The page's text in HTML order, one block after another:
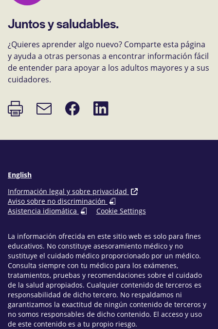
Juntos y saludables.
¿Quieres aprender algo nuevo? Comparte esta página
y ayuda a otras personas a encontrar información fácil
de entender para apoyar a los adultos mayores y a sus
cuidadores.
Imprimir
página
Enlace
de
Compartir
en
Compartir
en
English
Información legal y sobre privacidad
Aviso sobre no discriminación
Asistencia idiomática
Cookie Settings
La información ofrecida en este sitio web es solo para fines
educativos. No constituye asesoramiento médico y no
sustituye el cuidado médico proporcionado por un médico.
Consulta siempre con tu médico para los exámenes,
tratamientos, pruebas y recomendaciones sobre el cuidado
de la salud apropiados. Cualquier contenido de terceros es
responsabilidad de dicho tercero. No respaldamos ni
garantizamos la exactitud de ningún contenido de terceros y
no somos responsables de dicho contenido. El acceso y uso
de este contenido es a tu propio riesgo.